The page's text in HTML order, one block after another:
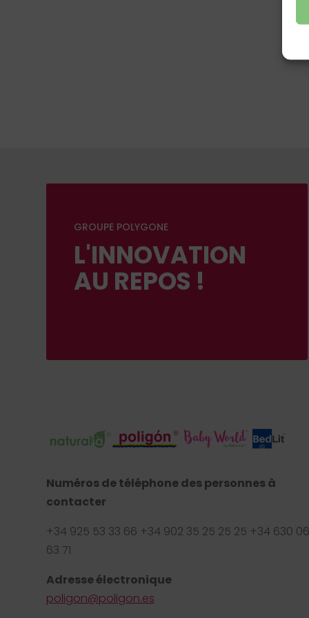
GROUPE POLYGONE
L'INNOVATION
AU REPOS !
Numéros de téléphone des personnes à
contacter
+34 925 53 33 66 +34 902 35 25 25 25 +34 630 06
63 71
Adresse électronique
poligon@poligon.es